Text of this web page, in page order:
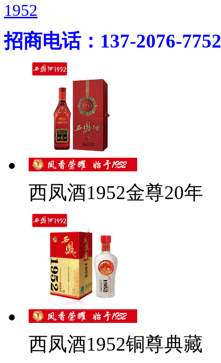
1952
招商电话：137-2076-7752
西凤酒1952金尊20年
西凤酒1952铜尊典藏